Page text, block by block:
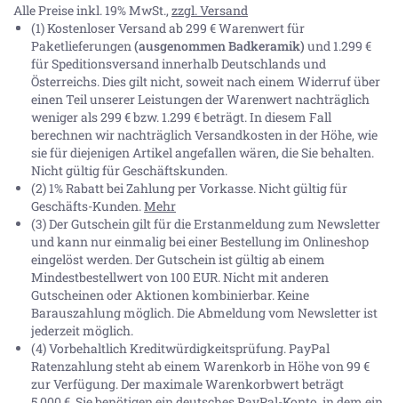
Alle Preise inkl. 19% MwSt., zzgl. Versand
(1) Kostenloser Versand ab 299 € Warenwert für
Paketlieferungen(ausgenommen Badkeramik) und 1.299 €
für Speditionsversand innerhalb Deutschlands und
Österreichs. Dies gilt nicht, soweit nach einem Widerruf über
einen Teil unserer Leistungen der Warenwert nachträglich
weniger als 299 € bzw. 1.299 € beträgt. In diesem Fall
berechnen wir nachträglich Versandkosten in der Höhe, wie
sie für diejenigen Artikel angefallen wären, die Sie behalten.
Nicht gültig für Geschäftskunden.
(2) 1% Rabatt bei Zahlung per Vorkasse. Nicht gültig für
Geschäfts-Kunden.Mehr
(3) Der Gutschein gilt für die Erstanmeldung zum Newsletter
und kann nur einmalig bei einer Bestellung im Onlineshop
eingelöst werden. Der Gutschein ist gültig ab einem
Mindestbestellwert von 100 EUR. Nicht mit anderen
Gutscheinen oder Aktionen kombinierbar. Keine
Barauszahlung möglich. Die Abmeldung vom Newsletter ist
jederzeit möglich.
(4) Vorbehaltlich Kreditwürdigkeitsprüfung. PayPal
Ratenzahlung steht ab einem Warenkorb in Höhe von99 €
zur Verfügung. Der maximale Warenkorbwert beträgt